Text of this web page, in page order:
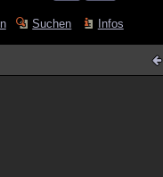
Suchen Infos